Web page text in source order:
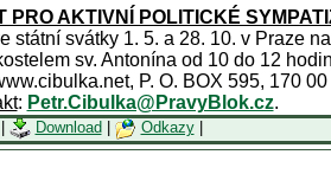
AKTIVNÍ POLITICKÉ
státní svátky 1. 5. a 28. 10. v Praze na
sv. Antonína od 10 do 12
P. O. BOX 595, 170 00
: Petr.Cibulka@PravyBlok.cz.
Download Odkazy|